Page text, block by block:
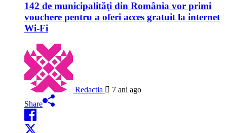
142 de municipalităţi din România vor primi
vouchere pentru a oferi acces gratuit la internet
Wi-Fi
Redactia
7 ani ago
Share